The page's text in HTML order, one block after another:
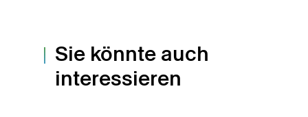
Sie könnte auch
interessieren